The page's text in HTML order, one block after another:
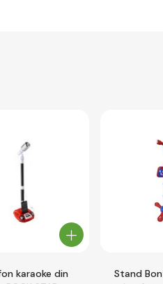
karaoke din
Stand